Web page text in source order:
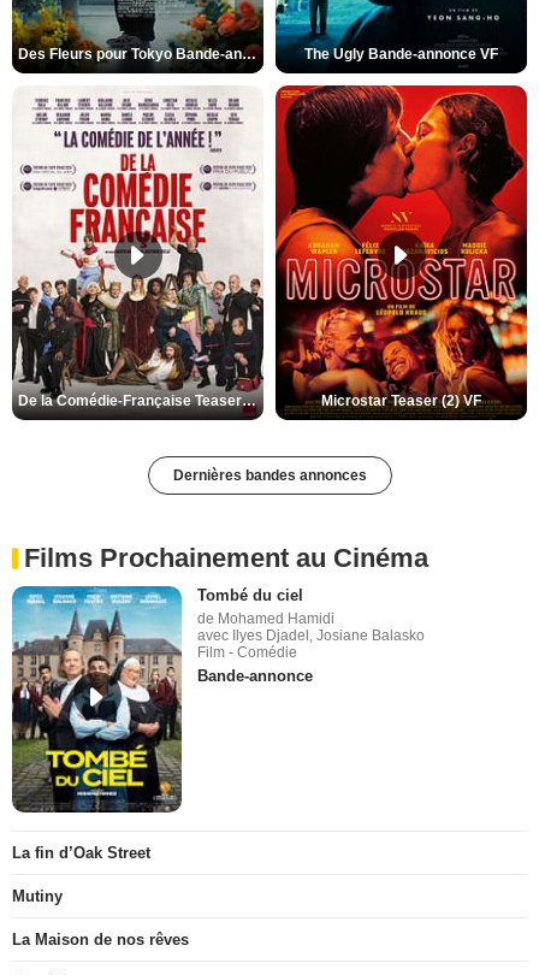
Des Fleurs pour Tokyo Bande-annonce VO STFR The Ugly Bande-annonce VF
De la Comédie-Française Teaser (3) VF Microstar Teaser (2) VF
Dernières bandes annonces
Films Prochainement au Cinéma
Tombé du ciel
de Mohamed Hamidi
avec Ilyes Djadel, Josiane Balasko
Film - Comédie
Bande-annonce
La fin d’Oak Street
Mutiny
La Maison de nos rêves